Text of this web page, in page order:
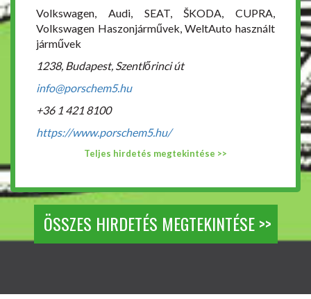
Volkswagen, Audi, SEAT, ŠKODA, CUPRA,
Volkswagen Haszonjárművek, WeltAuto használt
járművek
1238, Budapest, Szentlőrinci út
info@porschem5.hu
+36 1 421 8100
https://www.porschem5.hu/
Teljes hirdetés megtekintése >>
ÖSSZES HIRDETÉS MEGTEKINTÉSE >>